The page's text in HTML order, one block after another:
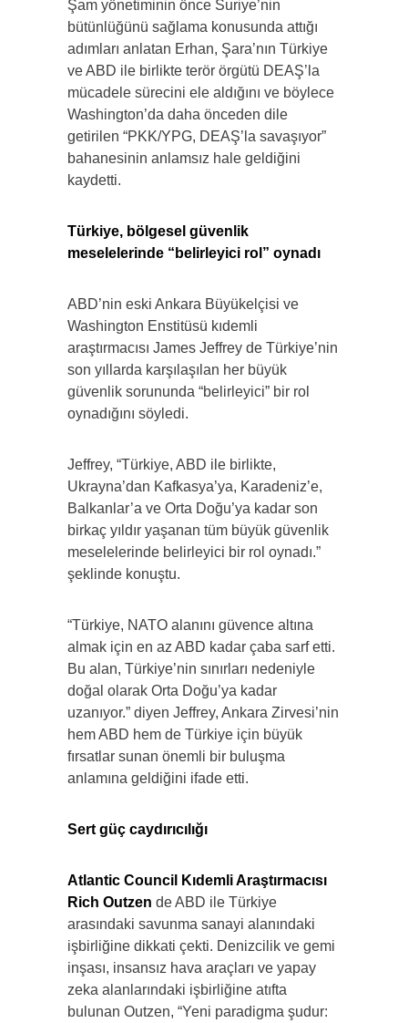
Şam yönetiminin önce Suriye’nin
bütünlüğünü sağlama konusunda attığı
adımları anlatan Erhan, Şara’nın Türkiye
ve ABD ile birlikte terör örgütü DEAŞ’la
mücadele sürecini ele aldığını ve böylece
Washington’da daha önceden dile
getirilen “PKK/YPG, DEAŞ’la savaşıyor”
bahanesinin anlamsız hale geldiğini
kaydetti.
Türkiye, bölgesel güvenlik
meselelerinde “belirleyici rol” oynadı
ABD’nin eski Ankara Büyükelçisi ve
Washington Enstitüsü kıdemli
araştırmacısı James Jeffrey de Türkiye’nin
son yıllarda karşılaşılan her büyük
güvenlik sorununda “belirleyici” bir rol
oynadığını söyledi.
Jeffrey, “Türkiye, ABD ile birlikte,
Ukrayna’dan Kafkasya’ya, Karadeniz’e,
Balkanlar’a ve Orta Doğu’ya kadar son
birkaç yıldır yaşanan tüm büyük güvenlik
meselelerinde belirleyici bir rol oynadı.”
şeklinde konuştu.
“Türkiye, NATO alanını güvence altına
almak için en az ABD kadar çaba sarf etti.
Bu alan, Türkiye’nin sınırları nedeniyle
doğal olarak Orta Doğu’ya kadar
uzanıyor.” diyen Jeffrey, Ankara Zirvesi’nin
hem ABD hem de Türkiye için büyük
fırsatlar sunan önemli bir buluşma
anlamına geldiğini ifade etti.
Sert güç caydırıcılığı
Atlantic Council Kıdemli Araştırmacısı
Rich Outzen de ABD ile Türkiye
arasındaki savunma sanayi alanındaki
işbirliğine dikkati çekti. Denizcilik ve gemi
inşası, insansız hava araçları ve yapay
zeka alanlarındaki işbirliğine atıfta
bulunan Outzen, “Yeni paradigma şudur: